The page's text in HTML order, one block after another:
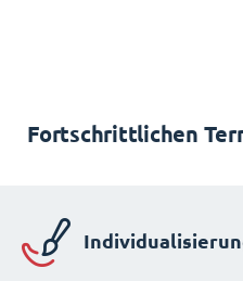
Fortschrittlichen